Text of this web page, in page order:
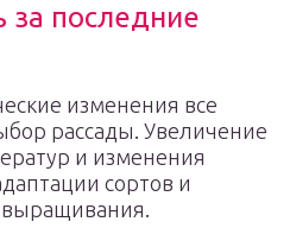
за последние
изменения все
рассады. Увеличение
и изменения
сортов и
выращивания.